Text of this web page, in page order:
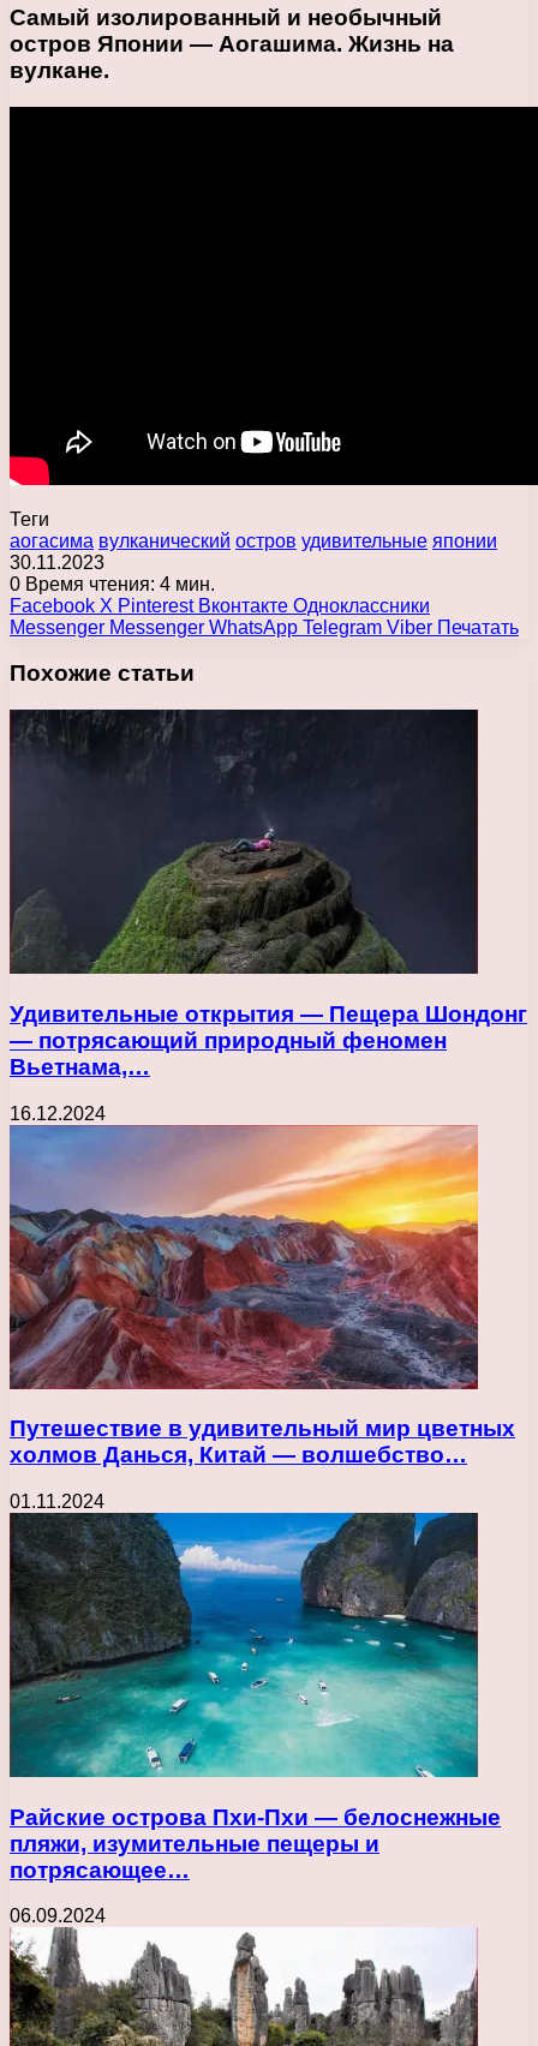
Самый изолированный и необычный
остров Японии — Аогашима. Жизнь на
вулкане.
Теги
аогасима вулканический остров удивительные японии
30.11.2023
0 Время чтения: 4 мин.
Facebook X Pinterest Вконтакте Одноклассники
Messenger Messenger WhatsApp Telegram Viber Печатать
Похожие статьи
Удивительные открытия — Пещера Шондонг
— потрясающий природный феномен
Вьетнама,…
16.12.2024
Путешествие в удивительный мир цветных
холмов Данься, Китай — волшебство…
01.11.2024
Райские острова Пхи-Пхи — белоснежные
пляжи, изумительные пещеры и
потрясающее…
06.09.2024